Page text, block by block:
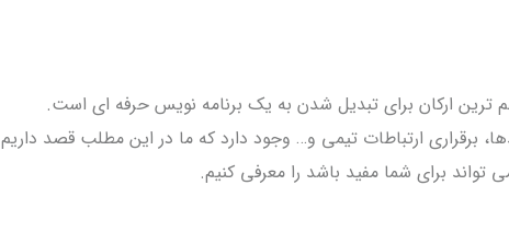
ترین ارکان برای تبدیل شدن به یک برنامه نویس حرفه ای است.
برقراری ارتباطات تیمی و… وجود دارد که ما در این مطلب قصد داریم